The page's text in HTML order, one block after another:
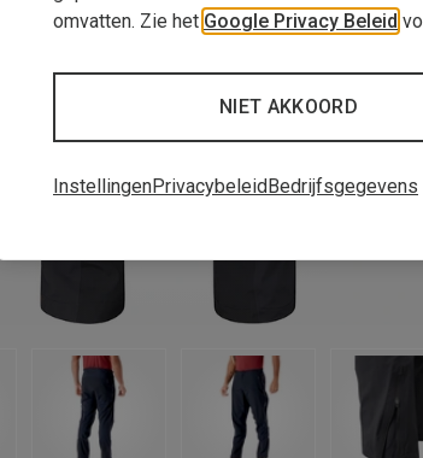
omvatten. Zie het Google Privacy Beleid
NIET AKKOORD
InstellingenPrivacybeleid Bedrijfsgegevens